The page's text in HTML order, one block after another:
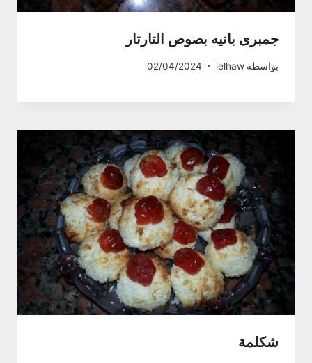
جمبرى بانيه بصوص التارتار
بواسطة lelhaw
02/04/2024
شكلمة